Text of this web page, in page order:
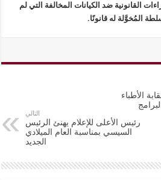
القانونية ضد الكيانات المخالفة التي لم
المُخوَّلة له قانونًا.
الأطباء
التالي
رئيس الأعلى للإعلام يهنئ الرئيس
السيسي بمناسبة العام الميلادي
الجديد